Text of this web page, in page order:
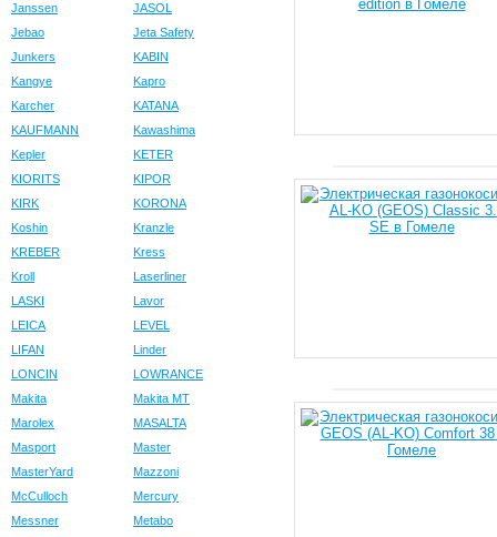
Janssen
JASOL
Jebao
Jeta Safety
Junkers
KABIN
Kangye
Kapro
Karcher
KATANA
KAUFMANN
Kawashima
Kepler
KETER
KIORITS
KIPOR
KIRK
KORONA
Koshin
Kranzle
KREBER
Kress
Kroll
Laserliner
LASKI
Lavor
LEICA
LEVEL
LIFAN
Linder
LONCIN
LOWRANCE
Makita
Makita MT
Marolex
MASALTA
Masport
Master
MasterYard
Mazzoni
McCulloch
Mercury
Messner
Metabo